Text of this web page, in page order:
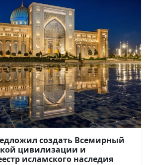
создать Всемирный
цивилизации и
исламского наследия